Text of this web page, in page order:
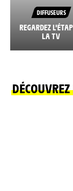
DIFFUSEURS
REGARDEZ
LA TV